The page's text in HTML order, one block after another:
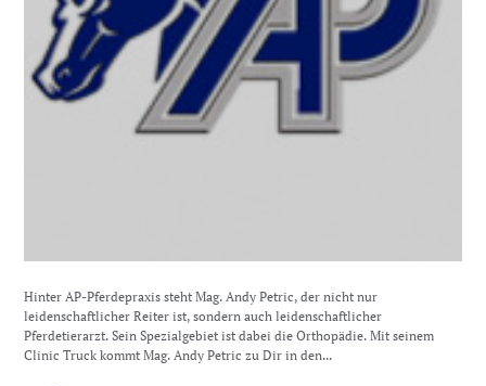
Hinter AP-Pferdepraxis steht Mag. Andy Petric, der nicht nur
leidenschaftlicher Reiter ist, sondern auch leidenschaftlicher
Pferdetierarzt. Sein Spezialgebiet ist dabei die Orthopädie. Mit seinem
Clinic Truck kommt Mag. Andy Petric zu Dir in den...